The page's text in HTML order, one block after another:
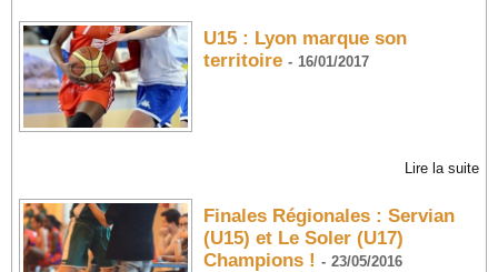
U15 : Lyon marque son
territoire - 16/01/2017
Lire la suite
Finales Régionales : Servian
(U15) et Le Soler (U17)
Champions ! - 23/05/2016